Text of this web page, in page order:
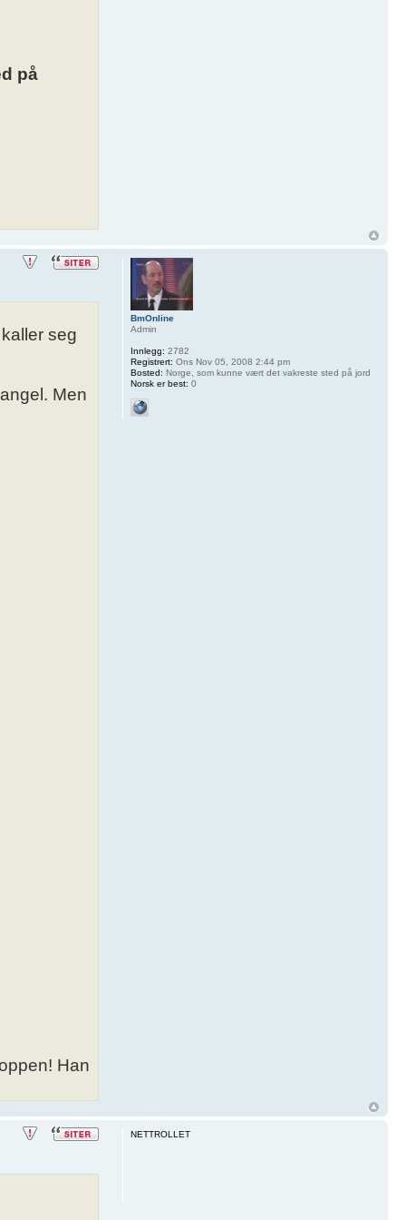
på
seg
Men
Han
BmOnline
Admin
Innlegg: 2782
Registrert: Ons Nov 05, 2008 2:44 pm
Bosted: Norge, som kunne vært det vakreste sted på jord
Norsk er best: 0
NETTROLLET